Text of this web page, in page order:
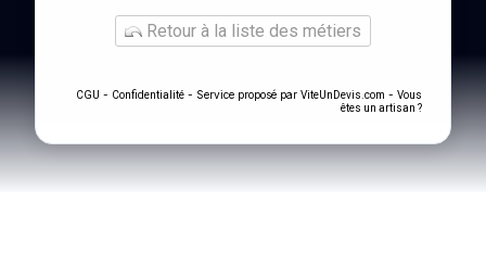
Retour à la liste des métiers
CGU - Confidentialité - Service proposé par ViteUnDevis.com - Vous
êtes un artisan ?